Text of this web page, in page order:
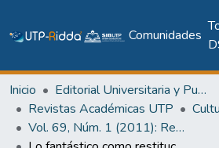
Comunidades
Inicio
Editorial Universitaria y Publicaciones Seriadas
Revistas Académicas UTP
Vol. 69, Núm. 1 (2011): Revista Maga